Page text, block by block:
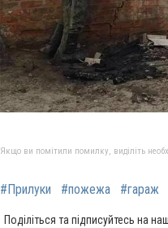
Якщо ви помітили помилку, виділіть
#Прилуки #пожежа #гараж
Поділіться та підписуйтесь на